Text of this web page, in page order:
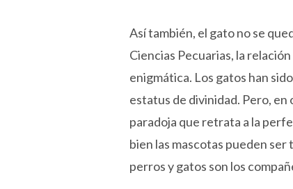
Así también, el gato no se
Ciencias Pecuarias, la
enigmática. Los gatos han
estatus de divinidad. Pero, en
paradoja que retrata a la
bien las mascotas pueden ser
perros y gatos son los